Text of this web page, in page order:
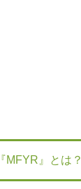
『MFYR』とは？